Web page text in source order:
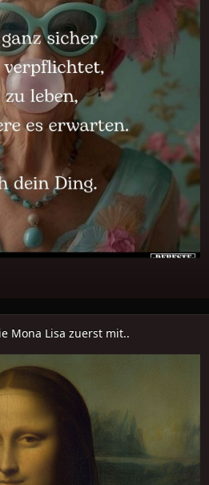
Mona Lisa zuerst mit..